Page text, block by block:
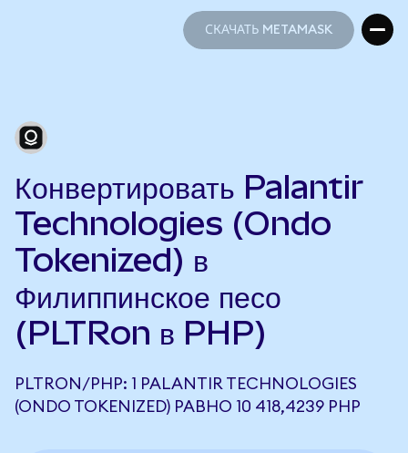
СКАЧАТЬ METAMASK
Конвертировать Palantir
Technologies (Ondo
Tokenized) в
Филиппинское песо
(PLTRon в PHP)
PLTRON/PHP: 1 PALANTIR TECHNOLOGIES
(ONDO TOKENIZED) РАВНО 10 418,4239 PHP